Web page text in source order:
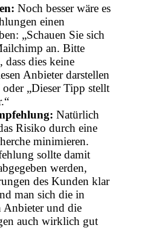
Noch besser wäre es
einen
„Schauen Sie sich
an. Bitte
dass dies keine
Anbieter darstellen
„Dieser Tipp stellt
Natürlich
Risiko durch eine
minimieren.
sollte damit
werden,
des Kunden klar
man sich die in
Anbieter und die
auch wirklich gut